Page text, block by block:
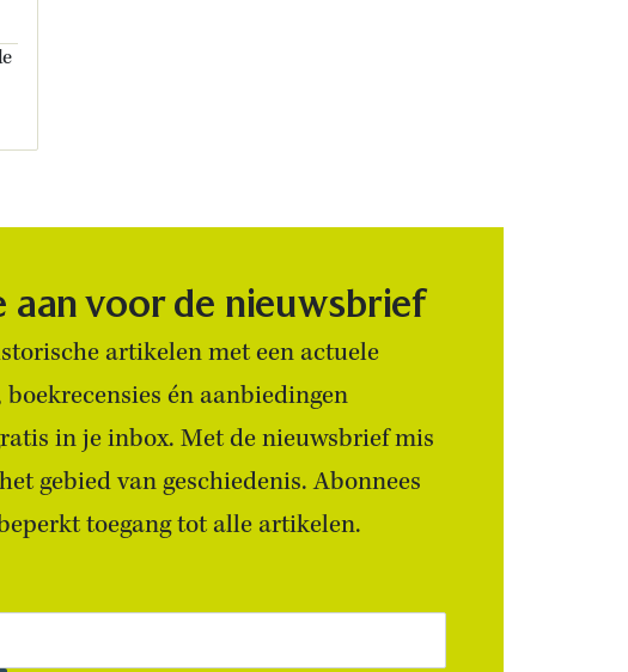
aan voor de nieuwsbrief
artikelen met een actuele
én aanbiedingen
in je inbox. Met de nieuwsbrief mis
gebied van geschiedenis. Abonnees
toegang tot alle artikelen.